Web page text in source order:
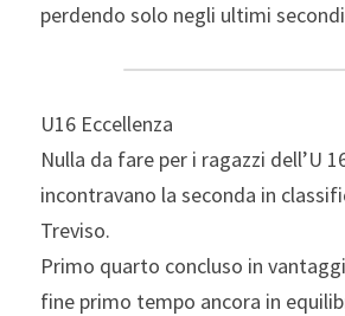
perdendo solo negli ultimi
U16 Eccellenza
Nulla da fare per i ragazzi dell’U
incontravano la seconda in
Treviso.
Primo quarto concluso in
fine primo tempo ancora in